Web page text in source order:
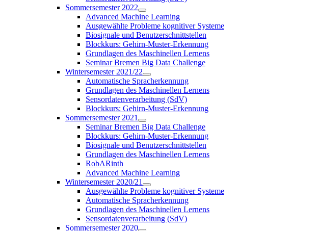
Sommersemester 2022
Advanced Machine Learning
Ausgewählte Probleme kognitiver Systeme
Biosignale und Benutzerschnittstellen
Blockkurs: Gehirn-Muster-Erkennung
Grundlagen des Maschinellen Lernens
Seminar Bremen Big Data Challenge
Wintersemester 2021/22
Automatische Spracherkennung
Grundlagen des Maschinellen Lernens
Sensordatenverarbeitung (SdV)
Blockkurs: Gehirn-Muster-Erkennung
Sommersemester 2021
Seminar Bremen Big Data Challenge
Blockkurs: Gehirn-Muster-Erkennung
Biosignale und Benutzerschnittstellen
Grundlagen des Maschinellen Lernens
RobARinth
Advanced Machine Learning
Wintersemester 2020/21
Ausgewählte Probleme kognitiver Systeme
Automatische Spracherkennung
Grundlagen des Maschinellen Lernens
Sensordatenverarbeitung (SdV)
Sommersemester 2020